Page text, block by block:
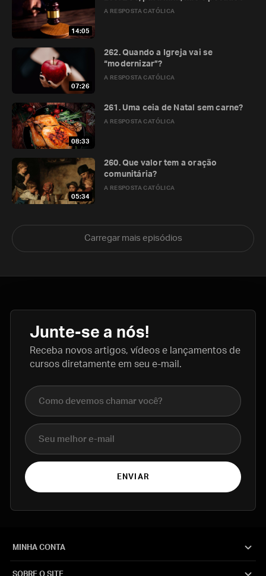
14:05
A RESPOSTA CATÓLICA
07:26
A RESPOSTA CATÓLICA
262. Quando a Igreja vai se
“modernizar”?
08:33
A RESPOSTA CATÓLICA
261. Uma ceia de Natal sem carne?
05:34
A RESPOSTA CATÓLICA
260. Que valor tem a oração
comunitária?
Carregar mais episódios
Junte-se a nós!
Receba novos artigos, vídeos e lançamentos de
cursos diretamente em seu e-mail.
Nome completo
E-mail
ENVIAR
MINHA CONTA
SOBRE O SITE